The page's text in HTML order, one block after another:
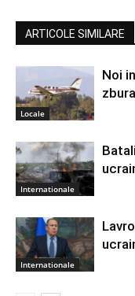
ARTICOLE SIMILARE
Locale
Noi
Internationale
Internationale